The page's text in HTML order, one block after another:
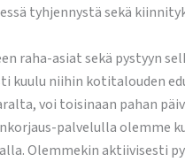
tyhjennystä sekä
asiat sekä pystyyn
kuulu niihin kotitalouden
voi toisinaan pahan
palvelulla olemme
Olemmekin aktiivisesti